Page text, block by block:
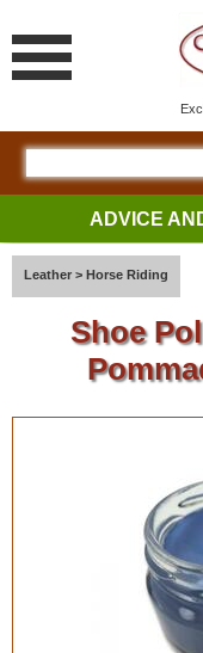
ADVICE
Leather > Horse Riding
Shoe